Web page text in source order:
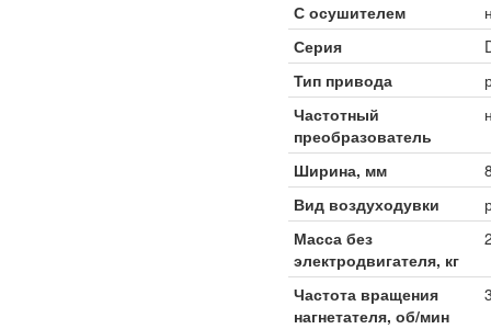
С осушителем
Серия
Тип привода
Частотный
преобразователь
Ширина, мм
Вид воздуходувки
Масса без
электродвигателя, кг
Частота вращения
нагнетателя, об/мин